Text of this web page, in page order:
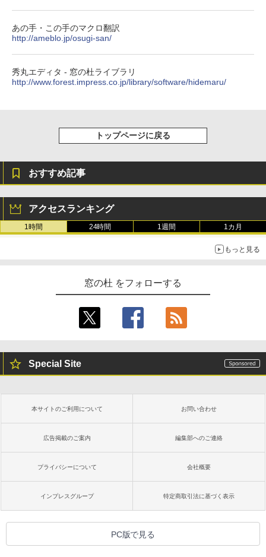
あの手・この手のマクロ翻訳
http://ameblo.jp/osugi-san/
秀丸エディタ - 窓の杜ライブラリ
http://www.forest.impress.co.jp/library/software/hidemaru/
トップページに戻る
おすすめ記事
アクセスランキング
1時間 24時間 1週間 1カ月
もっと見る
窓の杜 をフォローする
Special Site
本サイトのご利用について お問い合わせ
広告掲載のご案内 編集部へのご連絡
プライバシーについて 会社概要
インプレスグループ 特定商取引法に基づく表示
PC版で見る